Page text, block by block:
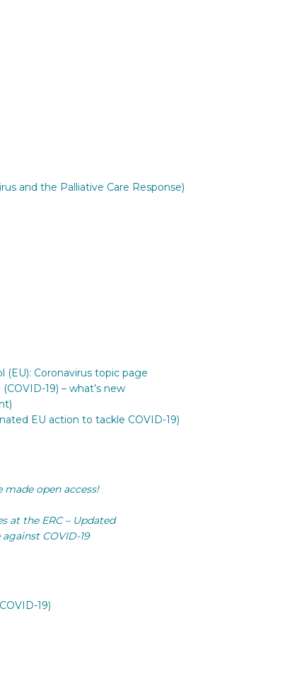
and the Palliative Care Response)
(EU): Coronavirus topic page
19) – what’s new
EU action to tackle COVID-19)
made open access!
at the ERC – Updated
COVID-19
19)